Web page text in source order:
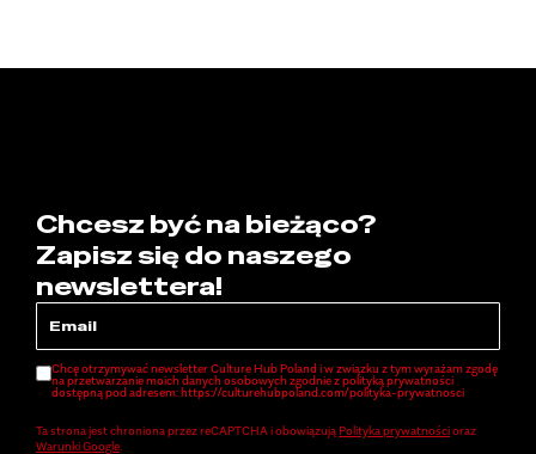
Chcesz być na bieżąco?
Zapisz się do naszego
newslettera!
Chcę otrzymywać newsletter Culture Hub Poland i w związku z tym wyrażam zgodę
na przetwarzanie moich danych osobowych zgodnie z polityką prywatności
dostępną pod adresem: https://culturehubpoland.com/polityka-prywatnosci
Ta strona jest chroniona przez reCAPTCHA i obowiązują Polityka prywatnościoraz
Warunki Google